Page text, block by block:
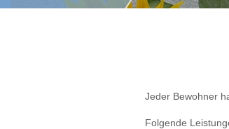
Jeder Bewohner
Folgende